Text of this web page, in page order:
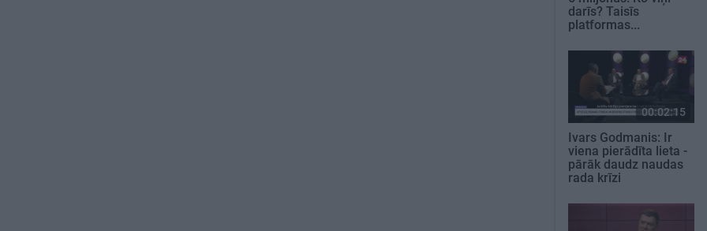
darīs? Taisīs
platformas...
00:02:15
Ivars Godmanis: Ir
viena pierādīta lieta -
pārāk daudz naudas
rada krīzi